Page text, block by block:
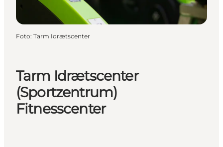
Tarm Idrætscenter
(Sportzentrum)
Fitnesscenter
Foto: Tarm Idrætscenter